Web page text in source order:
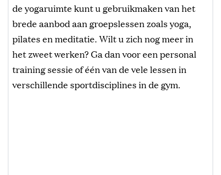
de yogaruimte kunt u gebruikmaken van het
brede aanbod aan groepslessen zoals yoga,
pilates en meditatie. Wilt u zich nog meer in
het zweet werken? Ga dan voor een personal
training sessie of één van de vele lessen in
verschillende sportdisciplines in de gym.